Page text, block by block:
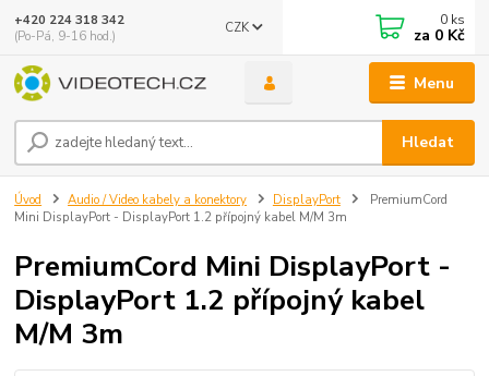
Menu
CZK
Hledat
+420 224 318 342
(Po-Pá, 9-16 hod.)
0 ks
za 0 Kč
Úvod Audio / Video kabely a konektory DisplayPort
PremiumCord
Mini DisplayPort - DisplayPort 1.2 přípojný kabel M/M 3m
PremiumCord Mini DisplayPort -
DisplayPort 1.2 přípojný kabel
M/M 3m